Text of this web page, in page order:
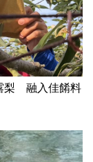
梨 融入佳餚料